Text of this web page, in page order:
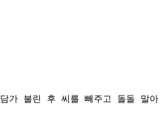
가 불린 후 씨를 빼주고 돌돌 말아